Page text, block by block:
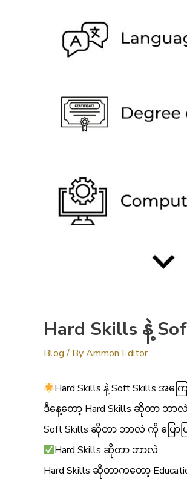
Hard Skills နဲ့
Blog/ ByAmmon Editor
Hard Skills နဲ့ Soft Skills အက
ဒီနေ့တော့ Hard Skills ဆိုတာ ဘာ
Soft Skills ဆိုတာ ဘာလဲ ကို ပြောပ
Hard Skills ဆိုတာ ဘာလဲ
Hard Skills ဆိုတာကတော့